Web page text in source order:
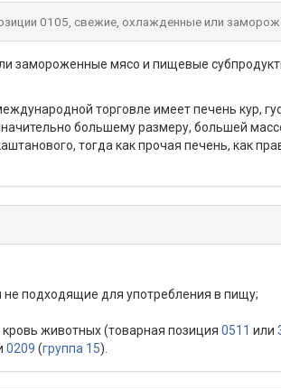
0105, свежие, охлажденные или
замороженные мясо и пищевые
торговле имеет печень кур,
большему размеру, большей
тогда как прочая печень, как
не подходящие для употребления в пищу;
животных (товарная позиция 0511 или
0209 (группа 15).